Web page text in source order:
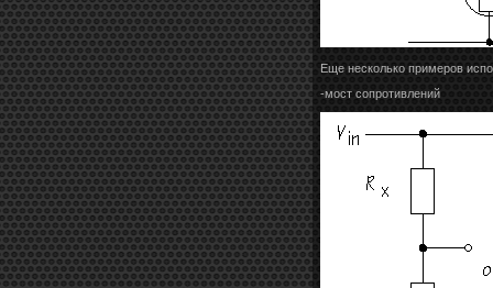
Еще несколько примеров
-мост сопротивлений